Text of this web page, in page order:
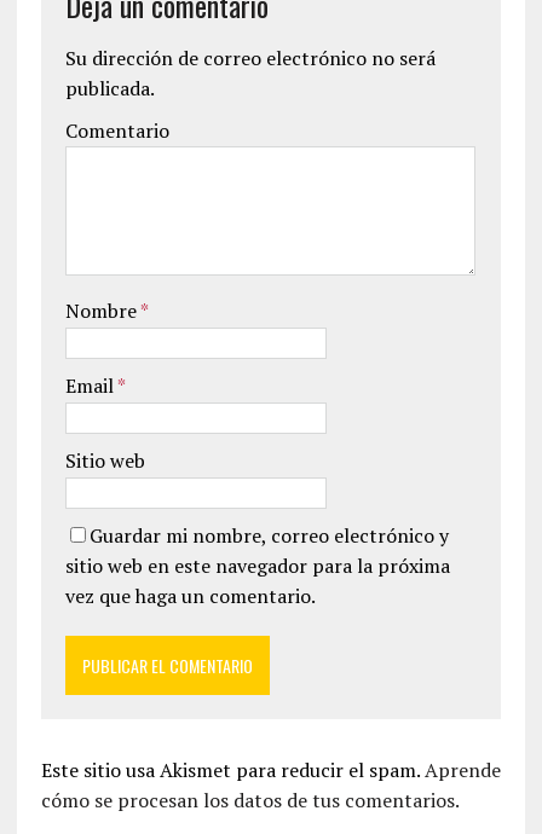
Su dirección de correo electrónico no será
publicada.
Comentario
Nombre*
Email*
Sitio web
Guardar mi nombre, correo electrónico y
sitio web en este navegador para la próxima
vez que haga un comentario.
Este sitio usa Akismet para reducir el spam.Aprende
cómo se procesan los datos de tus comentarios.